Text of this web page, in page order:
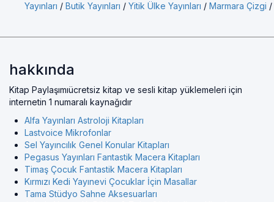
Yayınları / Butik Yayınları / Yitik Ülke Yayınları / Marmara Çizgi /
hakkında
Kitap Paylaşımıücretsiz kitap ve sesli kitap yüklemeleri için
internetin 1 numaralı kaynağıdır
Alfa Yayınları Astroloji Kitapları
Lastvoice Mikrofonlar
Sel Yayıncılık Genel Konular Kitapları
Pegasus Yayınları Fantastik Macera Kitapları
Timaş Çocuk Fantastik Macera Kitapları
Kırmızı Kedi Yayınevi Çocuklar İçin Masallar
Tama Stüdyo Sahne Aksesuarları